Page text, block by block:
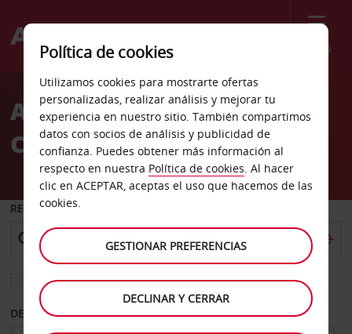
Menú
Welcome
AvisAlquiler de coches
Canonsburg
RECOGER EN
Elegir otra oficina de devolución
DESDE HASTA
Política de cookies
Utilizamos cookies para mostrarte ofertas
personalizadas, realizar análisis y mejorar tu
experiencia en nuestro sitio. También compartimos
datos con socios de análisis y publicidad de
confianza. Puedes obtener más información al
respecto en nuestra Política de cookies. Al hacer
clic en ACEPTAR, aceptas el uso que hacemos de las
cookies.
GESTIONAR PREFERENCIAS
DECLINAR Y CERRAR